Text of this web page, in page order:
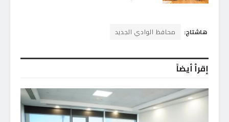
هاشتاج: محافظ الوادي الجديد
إقرأ أيضاً